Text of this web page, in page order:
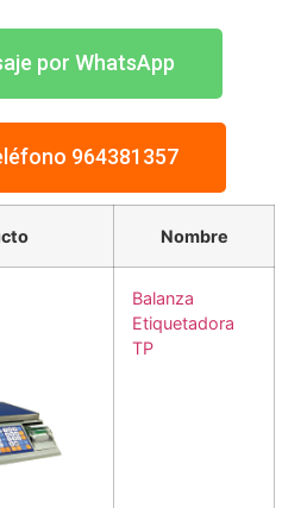
por WhatsApp
964381357
Nombre
Balanza
Etiquetadora
TP